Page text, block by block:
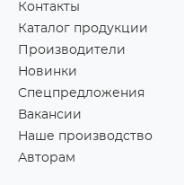
Контакты
Каталог продукции
Производители
Новинки
Спецпредложения
Вакансии
Наше производство
Авторам